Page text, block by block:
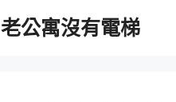
老公寓沒有電梯